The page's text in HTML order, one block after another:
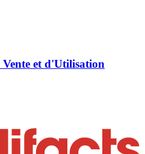
Vente et d'Utilisation